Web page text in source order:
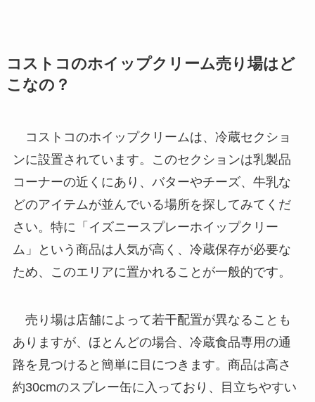
コストコのホイップクリーム売り場はど
こなの？
コストコのホイップクリームは、冷蔵セクショ
ンに設置されています。このセクションは乳製品
コーナーの近くにあり、バターやチーズ、牛乳な
どのアイテムが並んでいる場所を探してみてくだ
さい。特に「イズニースプレーホイップクリー
ム」という商品は人気が高く、冷蔵保存が必要な
ため、このエリアに置かれることが一般的です。
売り場は店舗によって若干配置が異なることも
ありますが、ほとんどの場合、冷蔵食品専用の通
路を見つけると簡単に目につきます。商品は高さ
約30cmのスプレー缶に入っており、目立ちやすい